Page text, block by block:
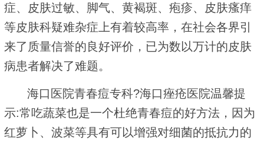
症、皮肤过敏、脚气、黄褐斑、疱疹、皮肤瘙痒
等皮肤科疑难杂症上有着较高率，在社会各界引
来了质量信誉的良好评价，已为数以万计的皮肤
病患者解决了难题。
海口医院青春痘专科?海口痤疮医院温馨提
示:常吃蔬菜也是一个杜绝青春痘的好方法，因为
红萝卜、波菜等具有可以增强对细菌的抵抗力的